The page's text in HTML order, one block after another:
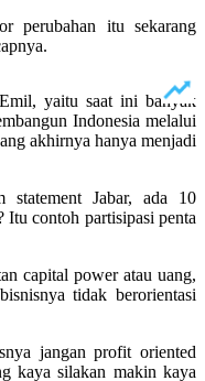
perubahan itu sekarang
yaitu saat ini banyak
Indonesia melalui
akhirnya hanya menjadi
statement Jabar, ada 10
Itu contoh partisipasi penta
capital power atau uang,
tidak berorientasi
jangan profit oriented
kaya silakan makin kaya